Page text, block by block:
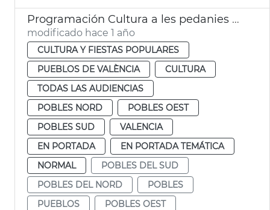
Programación Cultura a les pedanies València
modificado hace 1 año
CULTURA Y FIESTAS POPULARES
PUEBLOS DE VALÈNCIA
CULTURA
TODAS LAS AUDIENCIAS
POBLES NORD
POBLES OEST
POBLES SUD
VALENCIA
EN PORTADA
EN PORTADA TEMÁTICA
NORMAL
POBLES DEL SUD
POBLES DEL NORD
POBLES
PUEBLOS
POBLES OEST